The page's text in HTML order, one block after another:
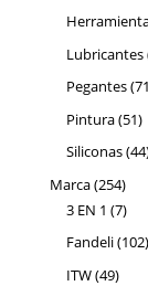
Lubricantes
Pegantes 71
Pintura 5151
Siliconas 44
Marca 254254
3 EN 1 77
Fandeli 102
ITW 4949